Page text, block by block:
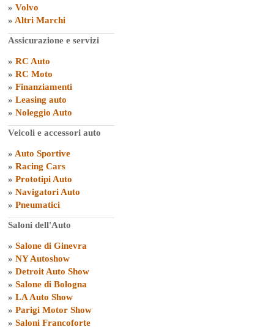
» Volvo
» Altri Marchi
Assicurazione e servizi
» RC Auto
» RC Moto
» Finanziamenti
» Leasing auto
» Noleggio Auto
Veicoli e accessori auto
» Auto Sportive
» Racing Cars
» Prototipi Auto
» Navigatori Auto
» Pneumatici
Saloni dell'Auto
» Salone di Ginevra
» NY Autoshow
» Detroit Auto Show
» Salone di Bologna
» LA Auto Show
» Parigi Motor Show
» Saloni Francoforte